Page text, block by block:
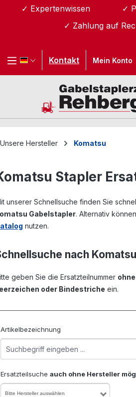
Zum Hauptinhalt springen
✓ Expertenwissen
✓
✓ Zahlung auf
Kontakt Mein Konto
Unsere Hersteller Komatsu
Stapler
unserer Schnellsuche finden Sie
Gabelstapler. Alternativ
nutzen.
nach
geben Sie die Ersatzteilnummer
oder Bindestriche ein.
Artikelbezeichnung
Ersatzteilsuche auch ohne Hersteller
Bitte Hersteller auswählen